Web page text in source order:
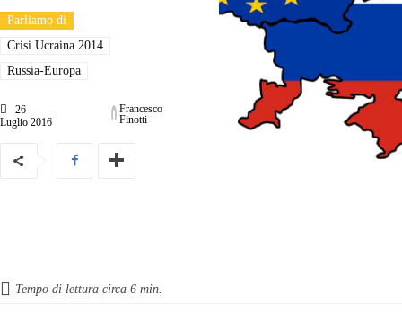
Parliamo di
Crisi Ucraina 2014
Russia-Europa
26
Luglio 2016
Francesco
Finotti
Tempo di lettura circa 6 min.